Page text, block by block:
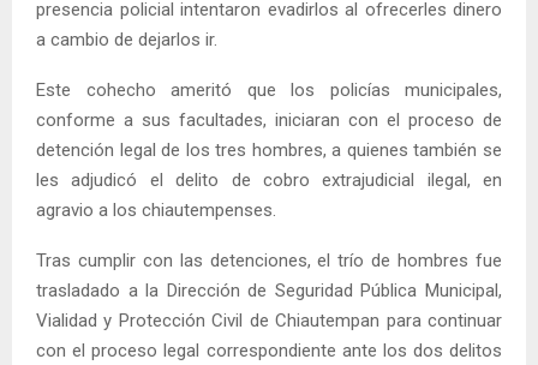
presencia policial intentaron evadirlos al ofrecerles dinero
a cambio de dejarlos ir.
Este cohecho ameritó que los policías municipales,
conforme a sus facultades, iniciaran con el proceso de
detención legal de los tres hombres, a quienes también se
les adjudicó el delito de cobro extrajudicial ilegal, en
agravio a los chiautempenses.
Tras cumplir con las detenciones, el trío de hombres fue
trasladado a la Dirección de Seguridad Pública Municipal,
Vialidad y Protección Civil de Chiautempan para continuar
con el proceso legal correspondiente ante los dos delitos